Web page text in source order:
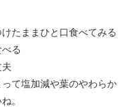
たままひと口食べてみる
る
て塩加減や葉のやわらか
。